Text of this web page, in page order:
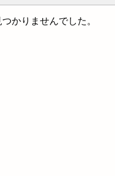
かりませんでした。